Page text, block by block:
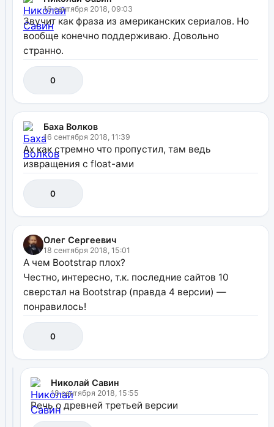
16 сентября 2018, 09:03
Звучит как фраза из американских сериалов. Но
вообще конечно поддерживаю. Довольно
странно.
0
Баха Волков
16 сентября 2018, 11:39
Ах как стремно что пропустил, там ведь
извращения с float-ами
0
Олег Сергеевич
18 сентября 2018, 15:01
А чем Bootstrap плох?
Честно, интересно, т.к. последние сайтов 10
сверстал на Bootstrap (правда 4 версии) —
понравилось!
0
Николай Савин
18 сентября 2018, 15:55
Речь о древней третьей версии